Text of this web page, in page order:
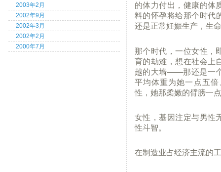
2003年2月
2002年9月
2002年3月
2002年2月
2000年7月
的体力付出，健康的体
料的怀孕将给那个时
还是正常妊娠生产，生
那个时代，一位女性，
育的劫难，想在社会上
越的大墙——那还是一
平均体重为她一点五
性，她那柔嫩的臂膀一
女性，基因注定与男性
性斗智。
在制造业占经济主流的